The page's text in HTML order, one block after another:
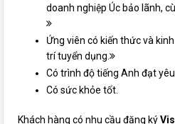
doanh nghiệp Úc bảo lãnh,
Ứng viên có kiến thức và
trí tuyển dụng.
Có trình độ tiếng Anh đạt
Có sức khỏe tốt.
Khách hàng có nhu cầu đăng ký